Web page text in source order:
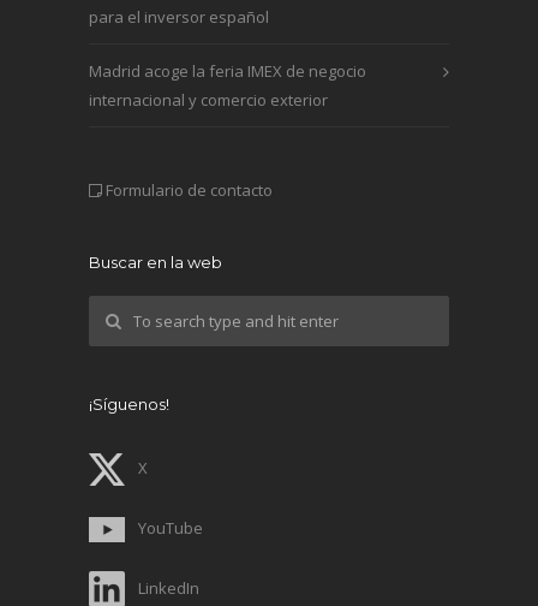
para el inversor español
Madrid acoge la feria IMEX de negocio
internacional y comercio exterior
Formulario de contacto
Buscar en la web
¡Síguenos!
X
YouTube
LinkedIn